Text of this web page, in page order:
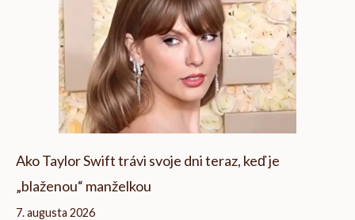
Ako Taylor Swift trávi svoje dni teraz, keď je
„blaženou“ manželkou
7. augusta 2026